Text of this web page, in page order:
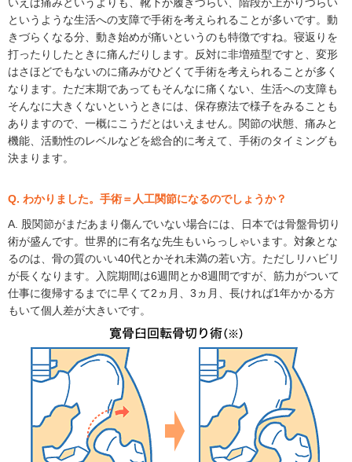
というような生活への支障で手術を考えられることが多いです。動
きづらくなる分、動き始めが痛いというのも特徴ですね。寝返りを
打ったりしたときに痛んだりします。反対に非増殖型ですと、変形
はさほどでもないのに痛みがひどくて手術を考えられることが多く
なります。ただ末期であってもそんなに痛くない、生活への支障も
そんなに大きくないというときには、保存療法で様子をみることも
ありますので、一概にこうだとはいえません。関節の状態、痛みと
機能、活動性のレベルなどを総合的に考えて、手術のタイミングも
決まります。
Q. わかりました。手術＝人工関節になるのでしょうか？
A. 股関節がまだあまり傷んでいない場合には、日本では骨盤骨切り
術が盛んです。世界的に有名な先生もいらっしゃいます。対象とな
るのは、骨の質のいい40代とかそれ未満の若い方。ただしリハビリ
が長くなります。入院期間は6週間とか8週間ですが、筋力がついて
仕事に復帰するまでに早くて2ヵ月、3ヵ月、長ければ1年かかる方
もいて個人差が大きいです。